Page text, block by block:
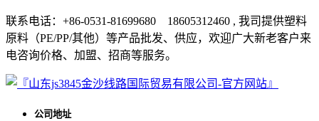
联系电话：+86-0531-81699680 18605312460 , 我司提供塑料
原料（PE/PP/其他）等产品批发、供应，欢迎广大新老客户来
电咨询价格、加盟、招商等服务。
公司地址